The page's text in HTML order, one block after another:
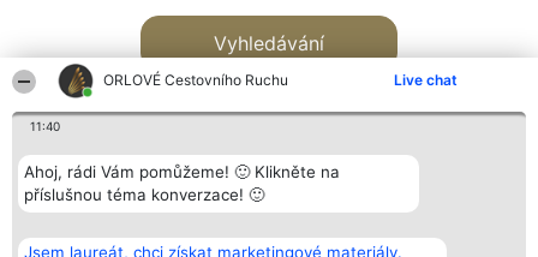
ORLOVÉ Cestovního Ruchu Live chat
11:40
Ahoj, rádi Vám pomůžeme! 🙂 Klikněte na
příslušnou téma konverzace! 🙂
Jsem laureát, chci získat marketingové materiály.
Vyhledávání
Bright Side Solutions sp. z o.
Vítězové
Kontakt